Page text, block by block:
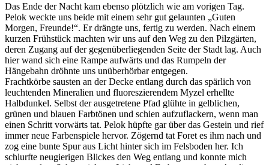
Das Ende der Nacht kam ebenso plötzlich wie am vorigen Tag.
Pelok weckte uns beide mit einem sehr gut gelaunten „Guten
Morgen, Freunde!“. Er drängte uns, fertig zu werden. Nach einem
kurzen Frühstück machten wir uns auf den Weg zu den Pilzgärten,
deren Zugang auf der gegenüberliegenden Seite der Stadt lag. Auch
hier wand sich eine Rampe aufwärts und das Rumpeln der
Hängebahn dröhnte uns unüberhörbar entgegen.
Frachtkörbe sausten an der Decke entlang durch das spärlich von
leuchtenden Mineralien und fluoreszierendem Myzel erhellte
Halbdunkel. Selbst der ausgetretene Pfad glühte in gelblichen,
grünen und blauen Farbtönen und schien aufzuflackern, wenn man
einen Schritt vorwärts tat. Pelok hüpfte gar über das Gestein und rief
immer neue Farbenspiele hervor. Zögernd tat Foret es ihm nach und
zog eine bunte Spur aus Licht hinter sich im Felsboden her. Ich
schlurfte neugierigen Blickes den Weg entlang und konnte mich